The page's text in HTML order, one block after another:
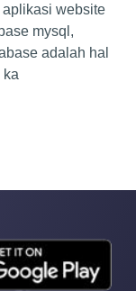
website
mysql,
adalah hal
ka